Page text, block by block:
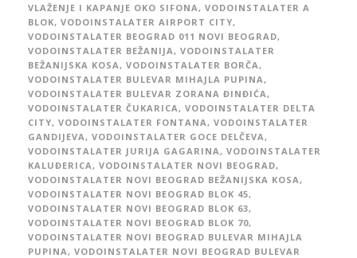
VLAŽENJE I KAPANJE OKO SIFONA , VODOINSTALATER A
BLOK, VODOINSTALATER AIRPORT CITY,
VODOINSTALATER BEOGRAD 011 NOVI BEOGRAD,
VODOINSTALATER BEŽANIJA , VODOINSTALATER
BEŽANIJSKA KOSA , VODOINSTALATER BORČA ,
VODOINSTALATER BULEVAR MIHAJLA PUPINA ,
VODOINSTALATER BULEVAR ZORANA ĐINĐIĆA ,
VODOINSTALATER ČUKARICA , VODOINSTALATER DELTA
CITY, VODOINSTALATER FONTANA , VODOINSTALATER
GANDIJEVA , VODOINSTALATER GOCE DELČEVA ,
VODOINSTALATER JURIJA GAGARINA , VODOINSTALATER
KALUĐERICA , VODOINSTALATER NOVI BEOGRAD,
VODOINSTALATER NOVI BEOGRAD BEŽANIJSKA KOSA ,
VODOINSTALATER NOVI BEOGRAD BLOK 45,
VODOINSTALATER NOVI BEOGRAD BLOK 63,
VODOINSTALATER NOVI BEOGRAD BLOK 70,
VODOINSTALATER NOVI BEOGRAD BULEVAR MIHAJLA
PUPINA , VODOINSTALATER NOVI BEOGRAD BULEVAR